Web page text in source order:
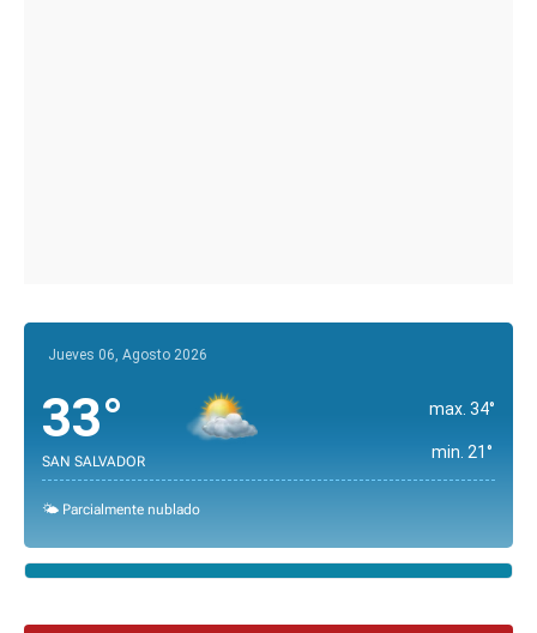
Jueves 06, Agosto 2026
33°
SAN SALVADOR
max. 34°
min. 21°
🌤️ Parcialmente nublado